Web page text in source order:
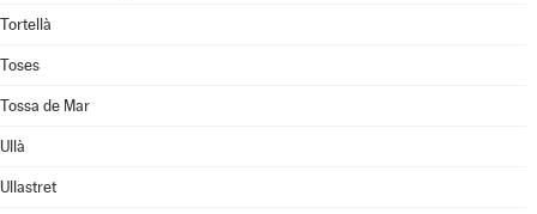
Tortellà
Toses
Tossa de Mar
Ullà
Ullastret